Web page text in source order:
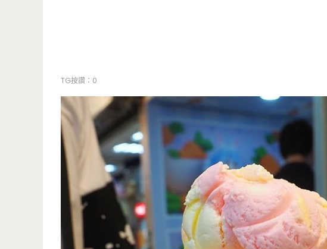
TG按讚：0